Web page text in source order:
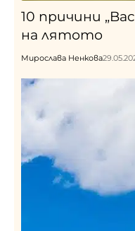
10 причини
на лятото
Мирослава Ненкова